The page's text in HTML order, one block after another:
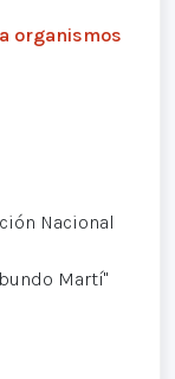
organismos
Nacional
Martí"